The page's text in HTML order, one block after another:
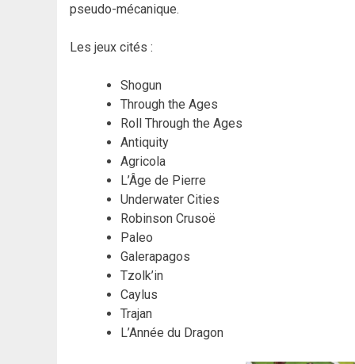
pseudo-mécanique.
Les jeux cités :
Shogun
Through the Ages
Roll Through the Ages
Antiquity
Agricola
L’Âge de Pierre
Underwater Cities
Robinson Crusoë
Paleo
Galerapagos
Tzolk’in
Caylus
Trajan
L’Année du Dragon